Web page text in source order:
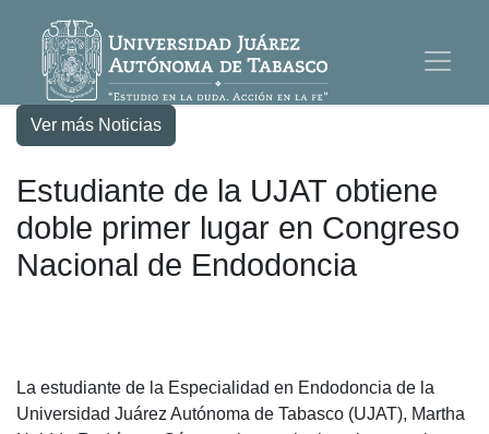
Ver más Noticias
Estudiante de la UJAT obtiene
doble primer lugar en Congreso
Nacional de Endodoncia
La estudiante de la Especialidad en Endodoncia de la
Universidad Juárez Autónoma de Tabasco (UJAT), Martha